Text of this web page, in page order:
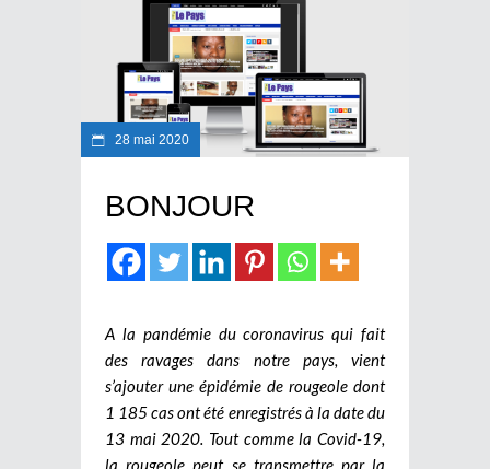
28 mai 2020
BONJOUR
A la pandémie du coronavirus qui fait
des ravages dans notre pays, vient
s’ajouter une épidémie de rougeole dont
1 185 cas ont été enregistrés à la date du
13 mai 2020. Tout comme la Covid-19,
la rougeole peut se transmettre par la